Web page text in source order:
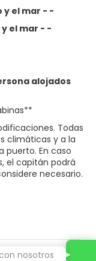
y el mar - -
el mar - -
alojados
Todas
climáticas y a la
puerto. En caso
el capitán podrá
necesario.
nosotros